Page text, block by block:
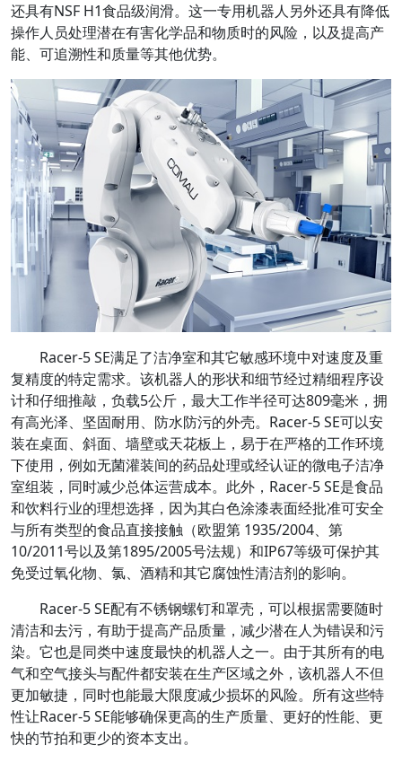
还具有NSF H1食品级润滑。这一专用机器人另外还具有降低
操作人员处理潜在有害化学品和物质时的风险，以及提高产
能、可追溯性和质量等其他优势。
Racer-5 SE满足了洁净室和其它敏感环境中对速度及重
复精度的特定需求。该机器人的形状和细节经过精细程序设
计和仔细推敲，负载5公斤，最大工作半径可达809毫米，拥
有高光泽、坚固耐用、防水防污的外壳。Racer-5 SE可以安
装在桌面、斜面、墙壁或天花板上，易于在严格的工作环境
下使用，例如无菌灌装间的药品处理或经认证的微电子洁净
室组装，同时减少总体运营成本。此外，Racer-5 SE是食品
和饮料行业的理想选择，因为其白色涂漆表面经批准可安全
与所有类型的食品直接接触（欧盟第 1935/2004、第
10/2011号以及第1895/2005号法规）和IP67等级可保护其
免受过氧化物、氯、酒精和其它腐蚀性清洁剂的影响。
Racer-5 SE配有不锈钢螺钉和罩壳，可以根据需要随时
清洁和去污，有助于提高产品质量，减少潜在人为错误和污
染。它也是同类中速度最快的机器人之一。由于其所有的电
气和空气接头与配件都安装在生产区域之外，该机器人不但
更加敏捷，同时也能最大限度减少损坏的风险。所有这些特
性让Racer-5 SE能够确保更高的生产质量、更好的性能、更
快的节拍和更少的资本支出。